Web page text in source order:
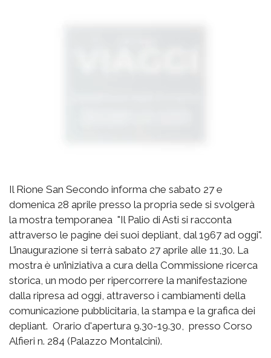
Il Rione San Secondo informa che sabato 27 e
domenica 28 aprile presso la propria sede si svolgerà
la mostra temporanea "Il Palio di Asti si racconta
attraverso le pagine dei suoi depliant, dal 1967 ad oggi".
L’inaugurazione si terrà sabato 27 aprile alle 11,30. La
mostra è un’iniziativa a cura della Commissione ricerca
storica, un modo per ripercorrere la manifestazione
dalla ripresa ad oggi, attraverso i cambiamenti della
comunicazione pubblicitaria, la stampa e la grafica dei
depliant. Orario d'apertura 9.30-19.30, presso Corso
Alfieri n. 284 (Palazzo Montalcini).